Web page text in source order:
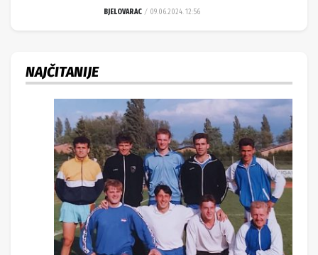
BJELOVARAC 09.06.2024. 12:56
NAJČITANIJE